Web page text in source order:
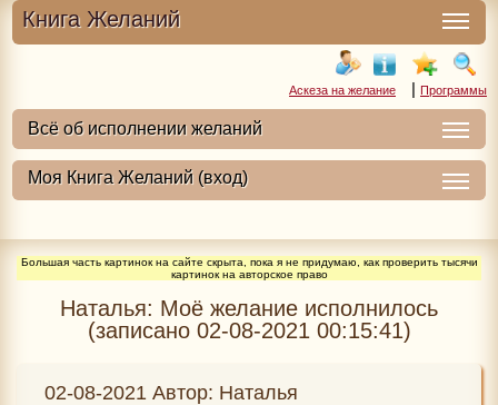
Книга Желаний
Аскеза на желание | Программы
Большая часть картинок на сайте скрыта, пока я не придумаю, как проверить тысячи
картинок на авторское право
Наталья: Моё желание исполнилось
(записано 02-08-2021 00:15:41)
02-08-2021 Автор: Наталья